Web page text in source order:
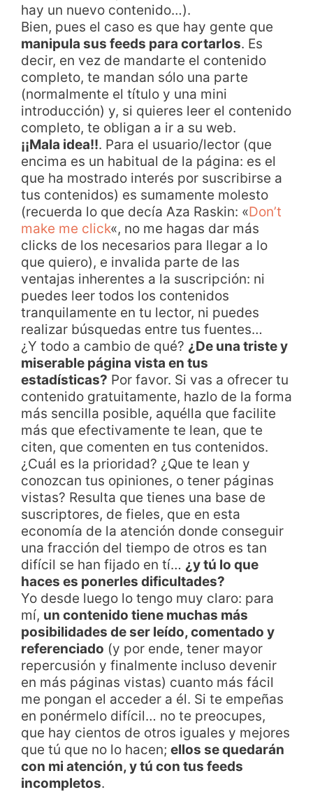
hay un nuevo contenido…).
Bien, pues el caso es que hay gente que
manipula sus feeds para cortarlos. Es
decir, en vez de mandarte el contenido
completo, te mandan sólo una parte
(normalmente el título y una mini
introducción) y, si quieres leer el contenido
completo, te obligan a ir a su web.
¡¡Mala idea!!. Para el usuario/lector (que
encima es un habitual de la página: es el
que ha mostrado interés por suscribirse a
tus contenidos) es sumamente molesto
(recuerda lo que decía Aza Raskin: «Don’t
make me click«, no me hagas dar más
clicks de los necesarios para llegar a lo
que quiero), e invalida parte de las
ventajas inherentes a la suscripción: ni
puedes leer todos los contenidos
tranquilamente en tu lector, ni puedes
realizar búsquedas entre tus fuentes…
¿Y todo a cambio de qué? ¿De una triste y
miserable página vista en tus
estadísticas? Por favor. Si vas a ofrecer tu
contenido gratuitamente, hazlo de la forma
más sencilla posible, aquélla que facilite
más que efectivamente te lean, que te
citen, que comenten en tus contenidos.
¿Cuál es la prioridad? ¿Que te lean y
conozcan tus opiniones, o tener páginas
vistas? Resulta que tienes una base de
suscriptores, de fieles, que en esta
economía de la atención donde conseguir
una fracción del tiempo de otros es tan
difícil se han fijado en tí… ¿y tú lo que
haces es ponerles dificultades?
Yo desde luego lo tengo muy claro: para
mí, un contenido tiene muchas más
posibilidades de ser leído, comentado y
referenciado (y por ende, tener mayor
repercusión y finalmente incluso devenir
en más páginas vistas) cuanto más fácil
me pongan el acceder a él. Si te empeñas
en ponérmelo difícil… no te preocupes,
que hay cientos de otros iguales y mejores
que tú que no lo hacen; ellos se quedarán
con mi atención, y tú con tus feeds
incompletos.